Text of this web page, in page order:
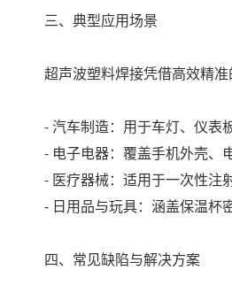
三、典型应用场景
超声波塑料焊接凭借高效精
- 汽车制造：用于车灯、仪表
- 电子电器：覆盖手机外壳、
- 医疗器械：适用于一次性注
- 日用品与玩具：涵盖保温杯
四、常见缺陷与解决方案